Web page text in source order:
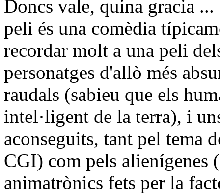
Doncs vale, quina gracia
peli és una comèdia
recordar molt a una peli
personatges d'allò més
raudals (sabieu que els
intel·ligent de la terra), i
aconseguits, tant pel tema
CGI) com pels alienígenes
animatrònics fets per la